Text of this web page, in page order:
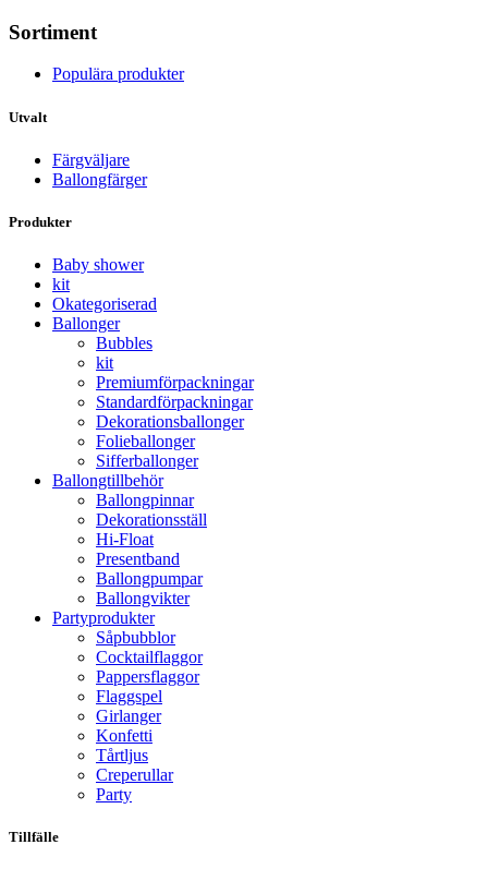
Sortiment
Populära produkter
Utvalt
Färgväljare
Ballongfärger
Produkter
Baby shower
kit
Okategoriserad
Ballonger
Bubbles
kit
Premium­förpackningar
Standard­­förpackningar
Dekorations­ballonger
Folie­­­ballonger
Siffer­­ballonger
Ballong­tillbehör
Ballongpinnar
Dekorationsställ
Hi-Float
Presentband
Ballongpumpar
Ballong­vikter
Party­­produkter
Såpbubblor
Cocktail­flaggor
Pappers­flaggor
Flaggspel
Girlanger
Konfetti
Tårtljus
Creperullar
Party
Tillfälle